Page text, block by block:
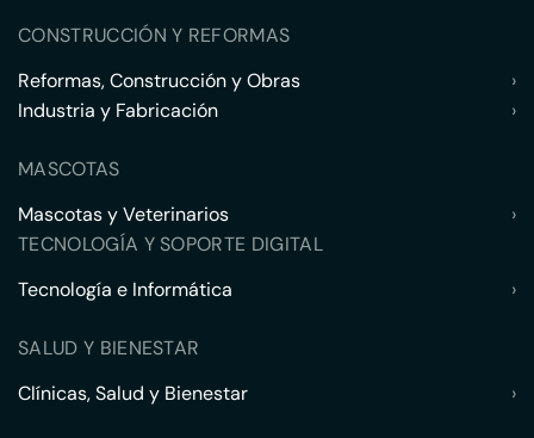
CONSTRUCCIÓN Y REFORMAS
Reformas, Construcción y Obras
›
Industria y Fabricación
›
MASCOTAS
Mascotas y Veterinarios
›
TECNOLOGÍA Y SOPORTE DIGITAL
Tecnología e Informática
›
SALUD Y BIENESTAR
Clínicas, Salud y Bienestar
›